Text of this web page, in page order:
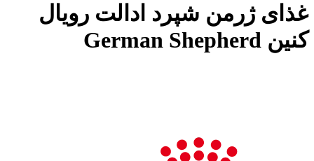
غذای ژرمن شپرد ادالت رویال
کنین German Shepherd